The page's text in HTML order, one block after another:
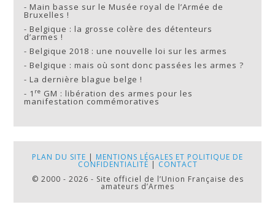
-Main basse sur le Musée royal de l’Armée de
Bruxelles !
-Belgique : la grosse colère des détenteurs
d’armes !
-Belgique 2018 : une nouvelle loi sur les armes
-Belgique : mais où sont donc passées les armes ?
-La dernière blague belge !
- 1 re GM : libération des armes pour les
manifestation commémoratives
PLAN DU SITE | MENTIONS LÉGALES ET POLITIQUE DE
CONFIDENTIALITÉ | CONTACT
© 2000 - 2026 - Site officiel de l’Union Française des
amateurs d’Armes